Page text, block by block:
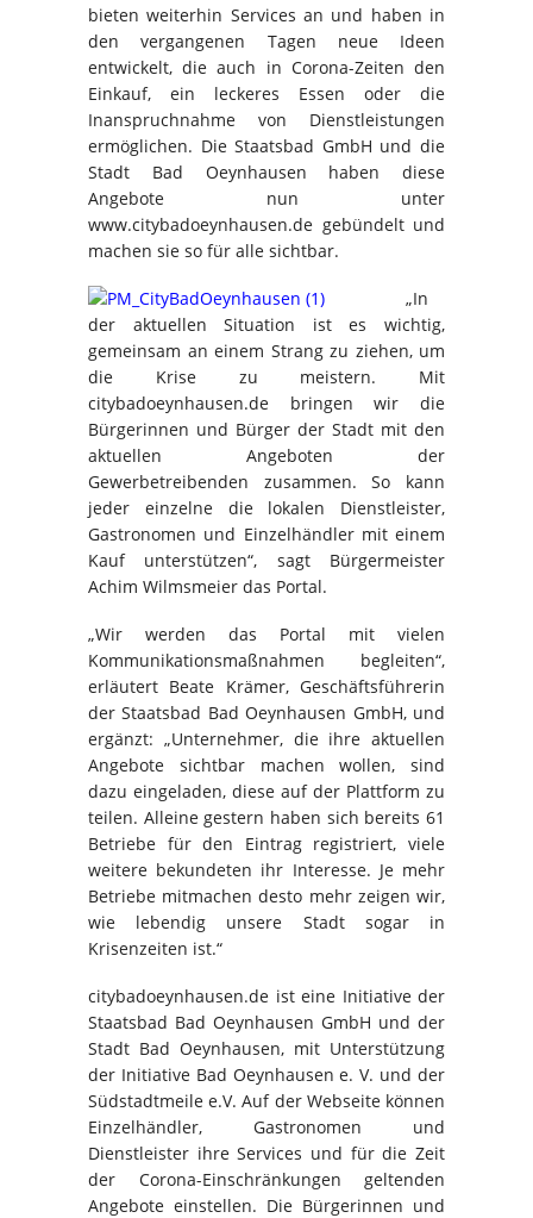
bieten weiterhin Services an und haben in
den vergangenen Tagen neue Ideen
entwickelt, die auch in Corona-Zeiten den
Einkauf, ein leckeres Essen oder die
Inanspruchnahme von Dienstleistungen
ermöglichen. Die Staatsbad GmbH und die
Stadt Bad Oeynhausen haben diese
Angebote nun unter
www.citybadoeynhausen.de gebündelt und
machen sie so für alle sichtbar.
„In
der aktuellen Situation ist es wichtig,
gemeinsam an einem Strang zu ziehen, um
die Krise zu meistern. Mit
citybadoeynhausen.de bringen wir die
Bürgerinnen und Bürger der Stadt mit den
aktuellen Angeboten der
Gewerbetreibenden zusammen. So kann
jeder einzelne die lokalen Dienstleister,
Gastronomen und Einzelhändler mit einem
Kauf unterstützen“, sagt Bürgermeister
Achim Wilmsmeier das Portal.
„Wir werden das Portal mit vielen
Kommunikationsmaßnahmen begleiten“,
erläutert Beate Krämer, Geschäftsführerin
der Staatsbad Bad Oeynhausen GmbH, und
ergänzt: „Unternehmer, die ihre aktuellen
Angebote sichtbar machen wollen, sind
dazu eingeladen, diese auf der Plattform zu
teilen. Alleine gestern haben sich bereits 61
Betriebe für den Eintrag registriert, viele
weitere bekundeten ihr Interesse. Je mehr
Betriebe mitmachen desto mehr zeigen wir,
wie lebendig unsere Stadt sogar in
Krisenzeiten ist.“
citybadoeynhausen.de ist eine Initiative der
Staatsbad Bad Oeynhausen GmbH und der
Stadt Bad Oeynhausen, mit Unterstützung
der Initiative Bad Oeynhausen e. V. und der
Südstadtmeile e.V. Auf der Webseite können
Einzelhändler, Gastronomen und
Dienstleister ihre Services und für die Zeit
der Corona-Einschränkungen geltenden
Angebote einstellen. Die Bürgerinnen und